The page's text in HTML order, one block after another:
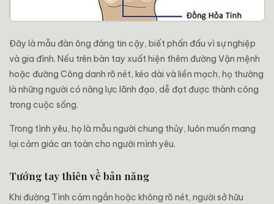
Đây là mẫu đàn ông đáng tin cậy, biết phấn đấu vì sự nghiệp
và gia đình. Nếu trên bàn tay xuất hiện thêm đường Vận mệnh
hoặc đường Công danh rõ nét, kéo dài và liền mạch, họ thường
là những người có năng lực lãnh đạo, dễ đạt được thành công
trong cuộc sống.
Trong tình yêu, họ là mẫu người chung thủy, luôn muốn mang
lại cảm giác an toàn cho người mình yêu.
Tướng tay thiên về bản năng
Khi đường Tình cảm ngắn hoặc không rõ nét, người sở hữu